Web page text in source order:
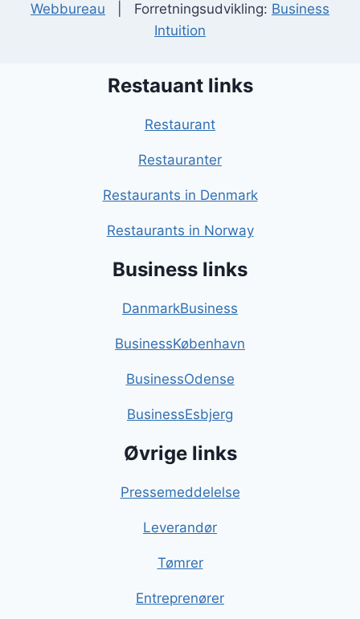
Webbureau | Forretningsudvikling: Business
Intuition
Restauant links
Restaurant
Restauranter
Restaurants in Denmark
Restaurants in Norway
Business links
DanmarkBusiness
BusinessKøbenhavn
BusinessOdense
BusinessEsbjerg
Øvrige links
Pressemeddelelse
Leverandør
Tømrer
Entreprenører